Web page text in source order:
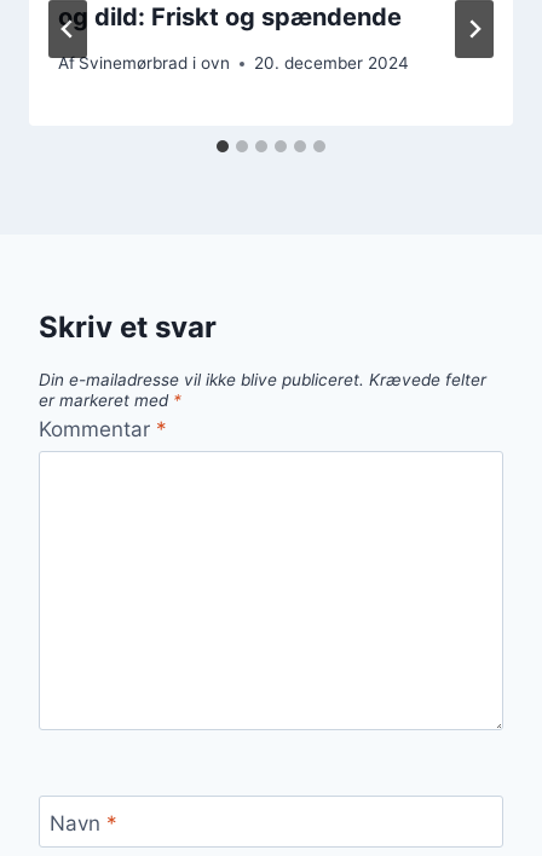
og dild: Friskt og spændende
AfSvinemørbrad i ovn 20. december 2024
Skriv et svar
Din e-mailadresse vil ikke blive publiceret. Krævede felter
er markeret med *
Kommentar *
Navn *